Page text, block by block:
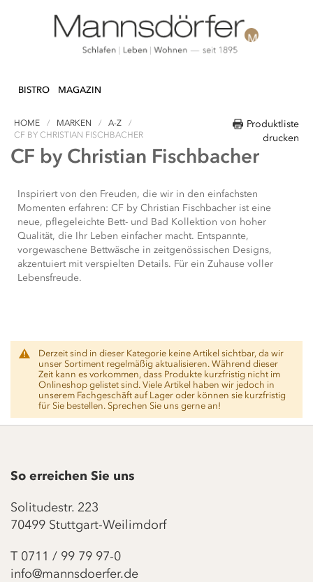
zum
BISTRO MAGAZIN
Produktliste
drucken
HOME MARKEN
A-Z
CF BY CHRISTIAN FISCHBACHER
CF by Christian Fischbacher
Inspiriert von den Freuden, die wir in den einfachsten
Momenten erfahren: CF by Christian Fischbacher ist eine
neue, pflegeleichte Bett- und Bad Kollektion von hoher
Qualität, die Ihr Leben einfacher macht. Entspannte,
vorgewaschene Bettwäsche in zeitgenössischen Designs,
akzentuiert mit verspielten Details. Für ein Zuhause voller
Lebensfreude.
Derzeit sind in dieser Kategorie keine Artikel sichtbar, da wir
unser Sortiment regelmäßig aktualisieren. Während dieser
Zeit kann es vorkommen, dass Produkte kurzfristig nicht im
Onlineshop gelistet sind. Viele Artikel haben wir jedoch in
unserem Fachgeschäft auf Lager oder können sie kurzfristig
für Sie bestellen. Sprechen Sie uns gerne an!
So erreichen Sie uns
Solitudestr. 223
70499 Stuttgart-Weilimdorf
T 0711 / 99 79 97-0
info@mannsdoerfer.de